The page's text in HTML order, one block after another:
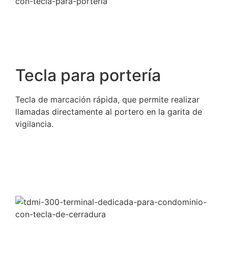
Tecla para portería
Tecla de marcación rápida, que permite realizar
llamadas directamente al portero en la garita de
vigilancia.